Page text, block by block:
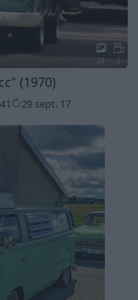
20 2
(1970)
41 29 sept. 17